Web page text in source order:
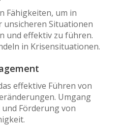
Fähigkeiten, um in
unsicheren Situationen
und effektiv zu führen.
in Krisensituationen.
effektive Führen von
Umgang
Förderung von